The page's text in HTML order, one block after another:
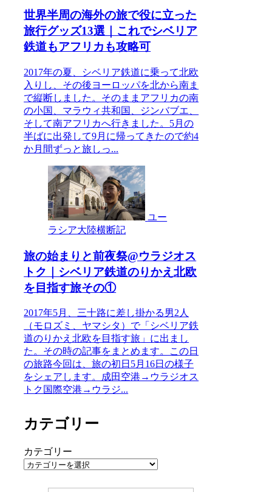
世界半周の海外の旅で役に立った
旅行グッズ13選｜これでシベリア
鉄道もアフリカも攻略可
2017年の夏、シベリア鉄道に乗って北欧
入りし、その後ヨーロッパを北から南ま
で縦断しました。そのままアフリカの南
の小国、マラウィ共和国、ジンバブエ、
そして南アフリカへ行きました。5月の
半ばに出発して9月に帰ってきたので約4
か月間ずっと旅しっ...
ユー
ラシア大陸横断記
旅の始まりと前夜祭@ウラジオス
トク｜シベリア鉄道のりかえ北欧
を目指す旅その①
2017年5月、三十路に差し掛かる男2人
（モロズミ、ヤマシタ）で「シベリア鉄
道のりかえ北欧を目指す旅」に出まし
た。その時の記事をまとめます。この日
の旅路今回は、旅の初日5月16日の様子
をシェアします。成田空港→ウラジオス
トク国際空港→ウラジ...
カテゴリー
カテゴリー